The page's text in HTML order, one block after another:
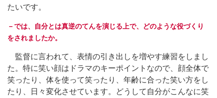
たいです。
－では、自分とは真逆のてんを演じる上で、どのような役づくり
をされましたか。
監督に言われて、表情の引き出しを増やす練習をしまし
た。特に笑い顔はドラマのキーポイントなので、顔全体で
笑ったり、体を使って笑ったり、年齢に合った笑い方をし
たり、日々変化させています。どうして自分がこんなに笑